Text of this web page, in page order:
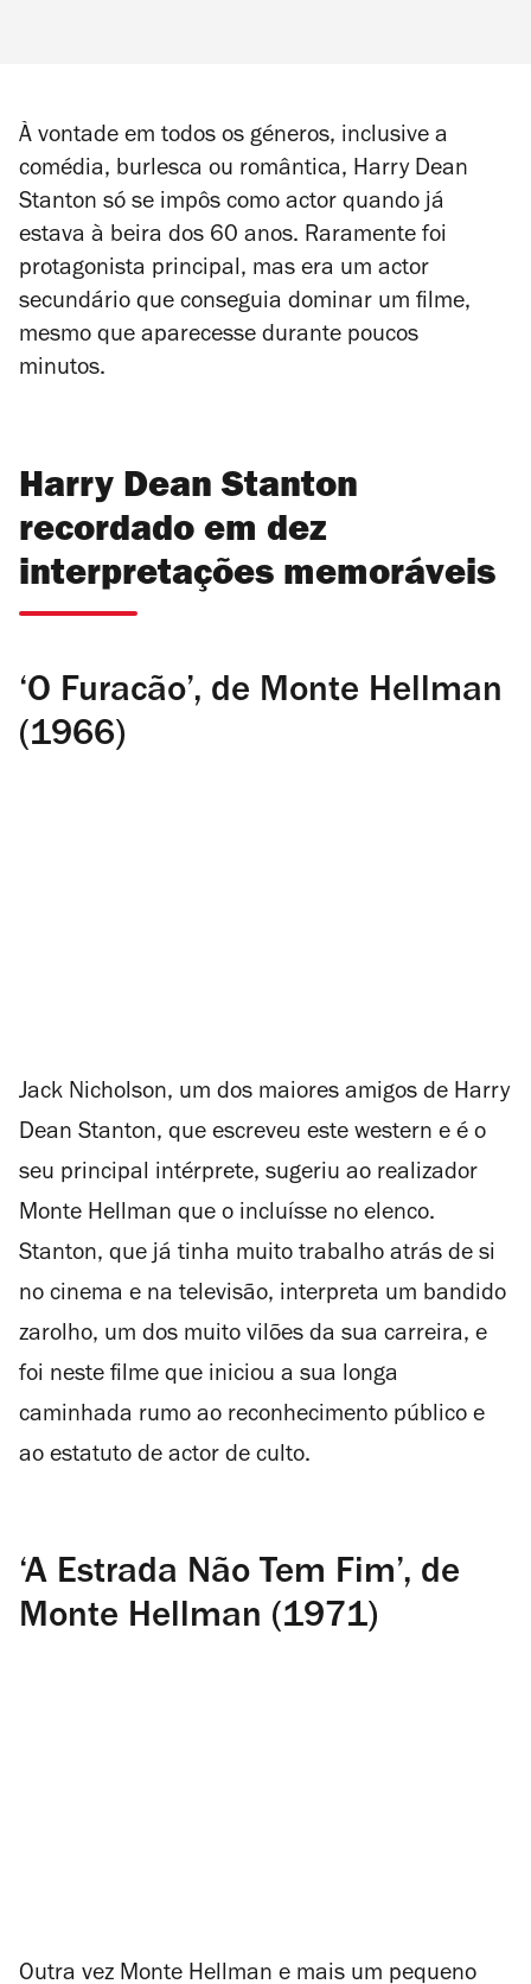
À vontade em todos os géneros, inclusive a
comédia, burlesca ou romântica, Harry Dean
Stanton só se impôs como actor quando já
estava à beira dos 60 anos. Raramente foi
protagonista principal, mas era um actor
secundário que conseguia dominar um filme,
mesmo que aparecesse durante poucos
minutos.
Harry Dean Stanton
recordado em dez
interpretações memoráveis
‘O Furacão’, de Monte Hellman
(1966)
Jack Nicholson, um dos maiores amigos de Harry
Dean Stanton, que escreveu este western e é o
seu principal intérprete, sugeriu ao realizador
Monte Hellman que o incluísse no elenco.
Stanton, que já tinha muito trabalho atrás de si
no cinema e na televisão, interpreta um bandido
zarolho, um dos muito vilões da sua carreira, e
foi neste filme que iniciou a sua longa
caminhada rumo ao reconhecimento público e
ao estatuto de actor de culto.
‘A Estrada Não Tem Fim’, de
Monte Hellman (1971)
Outra vez Monte Hellman e mais um pequeno